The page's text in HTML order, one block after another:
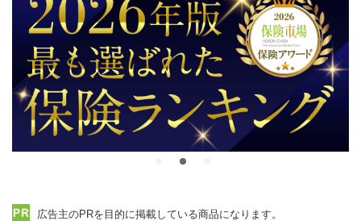
広告主のPRを目的に掲載している商品になります。